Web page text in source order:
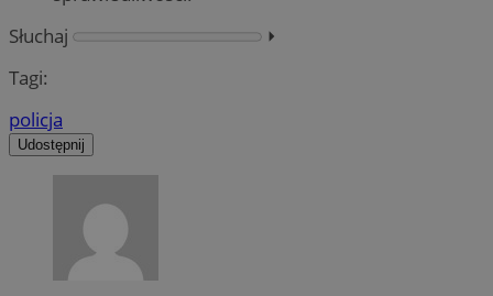
Słuchaj
⏵︎
Tagi:
policja
Udostępnij